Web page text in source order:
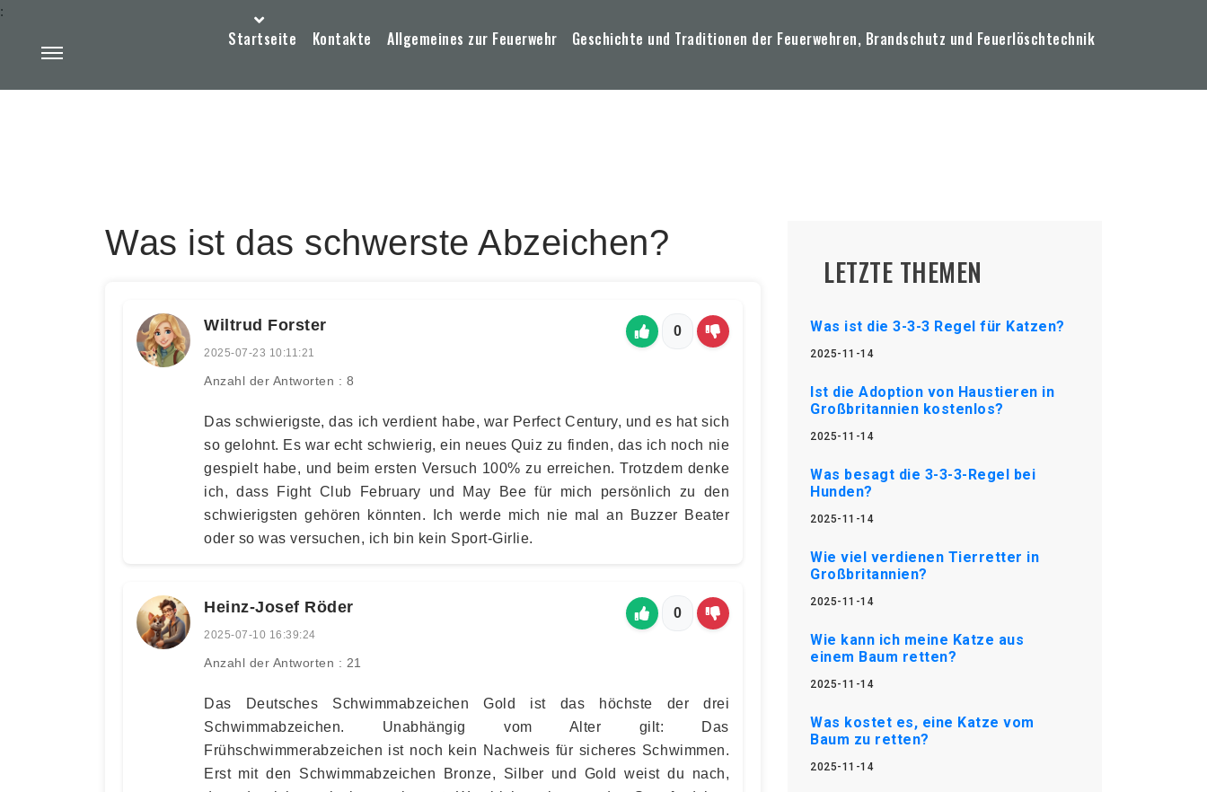
Startseite Kontakte Allgemeines zur Feuerwehr Geschichte und Traditionen der Feuerwehren, Brandschutz und Feuerlöschtechnik
:
Was ist das schwerste Abzeichen?
Wiltrud Forster
2025-07-23 10:11:21
Anzahl der Antworten : 8
0
Das schwierigste, das ich verdient habe, war Perfect Century, und es hat sich
so gelohnt. Es war echt schwierig, ein neues Quiz zu finden, das ich noch nie
gespielt habe, und beim ersten Versuch 100% zu erreichen. Trotzdem denke
ich, dass Fight Club February und May Bee für mich persönlich zu den
schwierigsten gehören könnten. Ich werde mich nie mal an Buzzer Beater
oder so was versuchen, ich bin kein Sport-Girlie.
Heinz-Josef Röder
2025-07-10 16:39:24
Anzahl der Antworten : 21
0
Das Deutsches Schwimmabzeichen Gold ist das höchste der drei
Schwimmabzeichen. Unabhängig vom Alter gilt: Das
Frühschwimmerabzeichen ist noch kein Nachweis für sicheres Schwimmen.
Erst mit den Schwimmabzeichen Bronze, Silber und Gold weist du nach,
LETZTE THEMEN
Was ist die 3-3-3 Regel für Katzen?
2025-11-14
Ist die Adoption von Haustieren in
Großbritannien kostenlos?
2025-11-14
Was besagt die 3-3-3-Regel bei
Hunden?
2025-11-14
Wie viel verdienen Tierretter in
Großbritannien?
2025-11-14
Wie kann ich meine Katze aus
einem Baum retten?
2025-11-14
Was kostet es, eine Katze vom
Baum zu retten?
2025-11-14